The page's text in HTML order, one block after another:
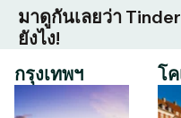
มาดูกันเลยว่า
ยังไง!
กรุงเทพฯ
โ